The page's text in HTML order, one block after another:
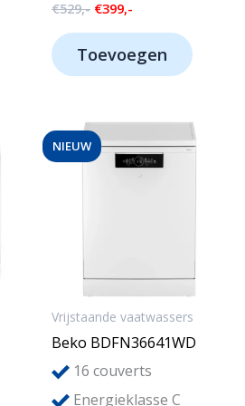
€529,- Oorspronkelijke
€529,-.
€399,-
€399,-.
Toevoegen
NIEUW
Vrijstaande vaatwassers
Beko BDFN36641WD
16 couverts
Energieklasse C